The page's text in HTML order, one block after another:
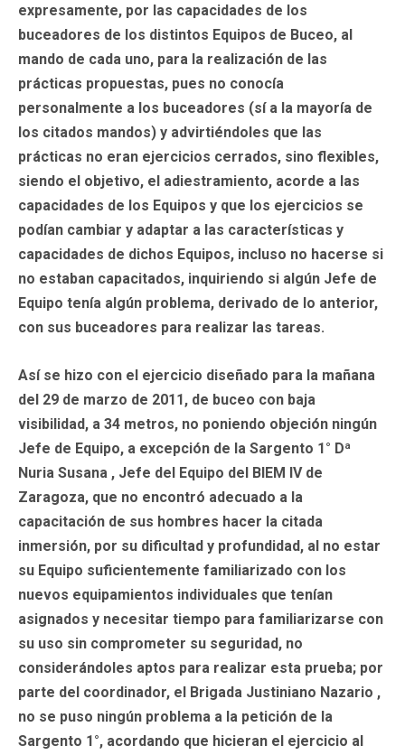
expresamente, por las capacidades de los
buceadores de los distintos Equipos de Buceo, al
mando de cada uno, para la realización de las
prácticas propuestas, pues no conocía
personalmente a los buceadores (sí a la mayoría de
los citados mandos) y advirtiéndoles que las
prácticas no eran ejercicios cerrados, sino flexibles,
siendo el objetivo, el adiestramiento, acorde a las
capacidades de los Equipos y que los ejercicios se
podían cambiar y adaptar a las características y
capacidades de dichos Equipos, incluso no hacerse si
no estaban capacitados, inquiriendo si algún Jefe de
Equipo tenía algún problema, derivado de lo anterior,
con sus buceadores para realizar las tareas.
Así se hizo con el ejercicio diseñado para la mañana
del 29 de marzo de 2011, de buceo con baja
visibilidad, a 34 metros, no poniendo objeción ningún
Jefe de Equipo, a excepción de la Sargento 1° Dª
Nuria Susana , Jefe del Equipo del BIEM IV de
Zaragoza, que no encontró adecuado a la
capacitación de sus hombres hacer la citada
inmersión, por su dificultad y profundidad, al no estar
su Equipo suficientemente familiarizado con los
nuevos equipamientos individuales que tenían
asignados y necesitar tiempo para familiarizarse con
su uso sin comprometer su seguridad, no
considerándoles aptos para realizar esta prueba; por
parte del coordinador, el Brigada Justiniano Nazario ,
no se puso ningún problema a la petición de la
Sargento 1°, acordando que hicieran el ejercicio al